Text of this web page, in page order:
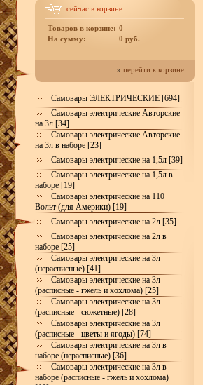
сейчас в корзине...
Товаров в корзине: 0
На сумму:
0 руб.
» перейти к корзине
Самовары ЭЛЕКТРИЧЕСКИЕ [694]
Самовары электрические Авторские
на 3л [34]
Самовары электрические Авторские
на 3л в наборе [23]
Самовары электрические на 1,5л [39]
Самовары электрические на 1,5л в
наборе [19]
Самовары электрические на 110
Вольт (для Америки) [19]
Самовары электрические на 2л [35]
Самовары электрические на 2л в
наборе [25]
Самовары электрические на 3л
(нерасписные) [41]
Самовары электрические на 3л
(расписные - гжель и хохлома) [25]
Самовары электрические на 3л
(расписные - сюжетные) [28]
Самовары электрические на 3л
(расписные - цветы и ягоды) [74]
Самовары электрические на 3л в
наборе (нерасписные) [36]
Самовары электрические на 3л в
наборе (расписные - гжель и хохлома)